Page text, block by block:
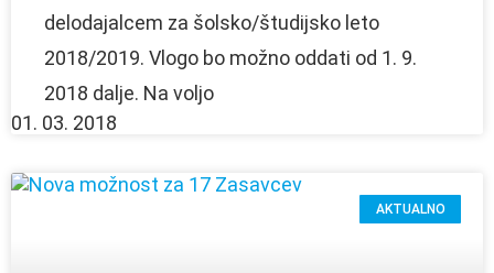
delodajalcem za šolsko/študijsko leto
2018/2019. Vlogo bo možno oddati od 1. 9.
2018 dalje. Na voljo
01. 03. 2018
AKTUALNO